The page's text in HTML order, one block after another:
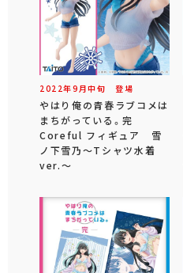
2022年9 月中旬 登場
やはり俺の青春ラブコメは
まちがっている。完
Coreful フィギュア 雪
ノ下雪乃～Tシャツ水着
ver.～